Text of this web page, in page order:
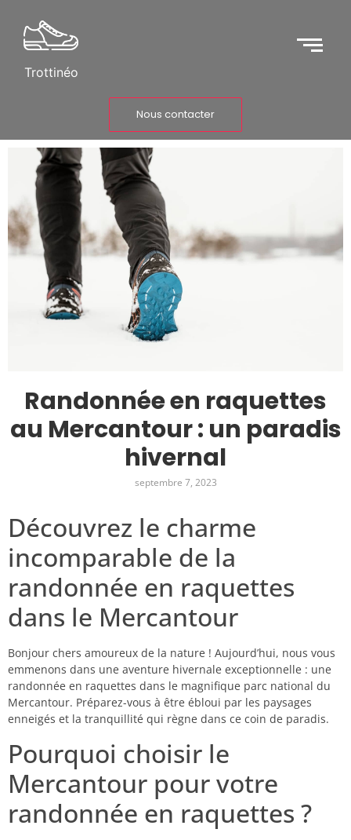
Trottinéo
Nous contacter
Randonnée en raquettes
au Mercantour : un paradis
hivernal
septembre 7, 2023
Découvrez le charme
incomparable de la
randonnée en raquettes
dans le Mercantour
Bonjour chers amoureux de la nature ! Aujourd’hui, nous vous
emmenons dans une aventure hivernale exceptionnelle : une
randonnée en raquettes dans le magnifique parc national du
Mercantour. Préparez-vous à être ébloui par les paysages
enneigés et la tranquillité qui règne dans ce coin de paradis.
Pourquoi choisir le
Mercantour pour votre
randonnée en raquettes ?